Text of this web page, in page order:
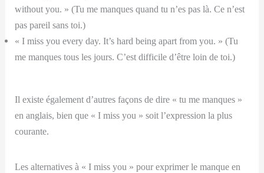
without you. » (Tu me manques quand tu n’es pas là. Ce n’est
pas pareil sans toi.)
« I miss you every day. It’s hard being apart from you. » (Tu
me manques tous les jours. C’est difficile d’être loin de toi.)
Il existe également d’autres façons de dire « tu me manques »
en anglais, bien que « I miss you » soit l’expression la plus
courante.
Les alternatives à « I miss you » pour exprimer le manque en